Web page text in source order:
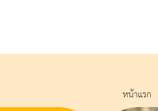
หน้าแรก